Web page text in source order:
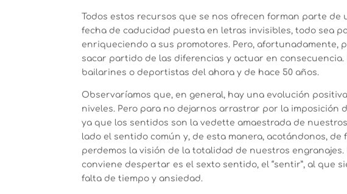
Todos estos recursos que se nos ofrecen forman parte
fecha de caducidad puesta en letras invisibles, todo sea
enriqueciendo a sus promotores. Pero, afortunadamente,
sacar partido de las diferencias y actuar en
bailarines o deportistas del ahora y de hace 50 años.
Observaríamos que, en general, hay una evolución
niveles. Pero para no dejarnos arrastrar por la imposición
ya que los sentidos son la vedette amaestrada de
lado el sentido común y, de esta manera, acotándonos,
perdemos la visión de la totalidad de nuestros
conviene despertar es el sexto sentido, el “sentir”, al que
falta de tiempo y ansiedad.